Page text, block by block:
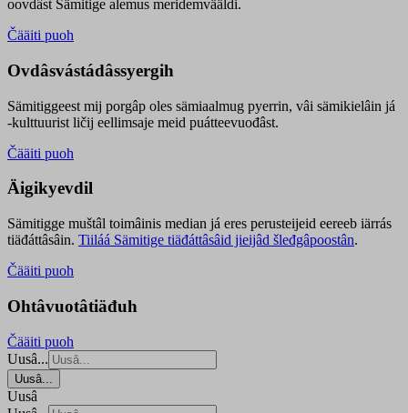
oovdâst Sämitige alemus meridemvääldi.
Čääiti puoh
Ovdâsvástádâssyergih
Sämitiggeest mij porgâp oles sämiaalmug pyerrin, vâi sämikielâin já
-kulttuurist ličij eellimsaje meid puátteevuođâst.
Čääiti puoh
Äigikyevdil
Sämitigge muštâl toimâinis median já eres perusteijeid eereeb iärrás
tiäđáttâsâin. Tiiláá Sämitige tiäđáttâsâid jieijâd šleđgâpoostân.
Čääiti puoh
Ohtâvuotâtiäđuh
Čääiti puoh
Uusâ...
Uusâ...
Uusâ